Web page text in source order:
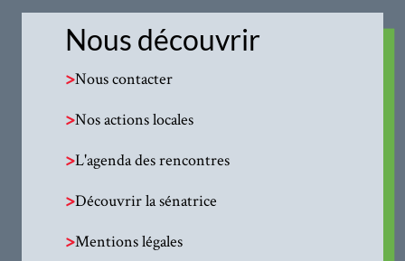
Nous découvrir
>Nous contacter
>Nos actions locales
>L'agenda des rencontres
>Découvrir la sénatrice
>Mentions légales